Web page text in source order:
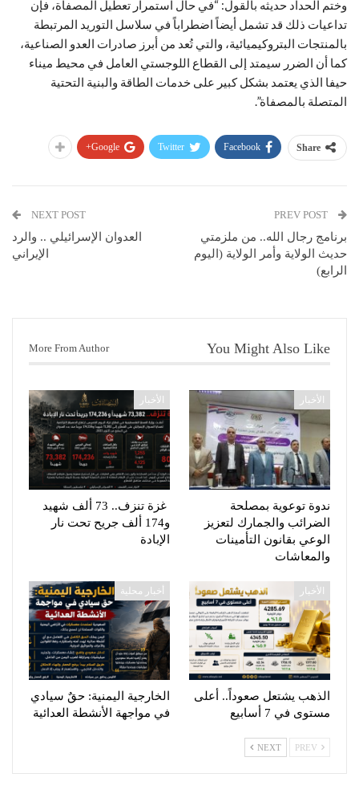
وختم الحداد حديثه بالقول: “في حال استمرار تعطيل المصفاة، فإن
تداعيات ذلك قد تشمل أيضاً اضطراباً في سلاسل التوريد المرتبطة
بالمنتجات البتروكيميائية، والتي تُعد من أبرز صادرات العدو الصناعية،
كما أن الضرر سيمتد إلى القطاع اللوجستي العامل في محيط ميناء
حيفا الذي يعتمد بشكل كبير على خدمات الطاقة والبنية التحتية
المتصلة بالمصفاة”.
Share
Facebook
Twitter
Google+
برنامج رجال الله.. من ملزمتي
حديث الولاية وأمر الولاية (اليوم
الرابع)
NEXT POST
العدوان الإسرائيلي .. والرد
الإيراني
You Might Also Like
More From Author
الأخبار
ندوة توعوية بمصلحة
الضرائب والجمارك لتعزيز
الوعي بقانون التأمينات
والمعاشات
الأخبار
غزة تنزف.. 73 ألف شهيد
و174 ألف جريح تحت نار
الإبادة
الأخبار
الذهب يشتعل صعوداً.. أعلى
مستوى في 7 أسابيع
أخبار محلية
الخارجية اليمنية: حقٌ سيادي
في مواجهة الأنشطة العدائية
NEXT